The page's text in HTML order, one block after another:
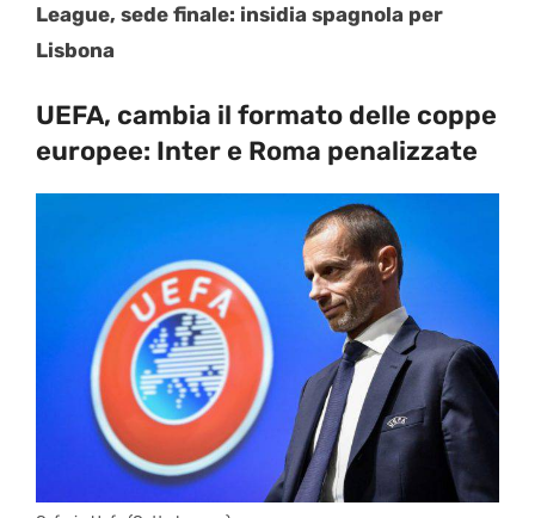
League, sede finale: insidia spagnola per
Lisbona
UEFA, cambia il formato delle coppe
europee: Inter e Roma penalizzate